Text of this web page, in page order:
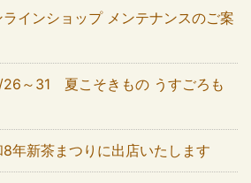
ラインショップ メンテナンスのご案
26～31 夏こそきもの うすごろも
8年新茶まつりに出店いたします